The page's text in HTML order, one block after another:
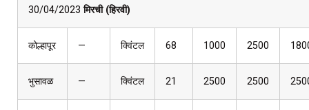
30/04/2023मिरची (हिरवी)
कोल्हापूर — क्विंटल 68 1000 2500
भुसावळ — क्विंटल 21 2500 2500